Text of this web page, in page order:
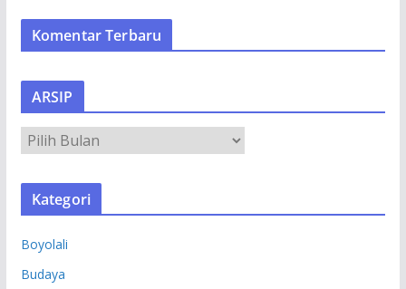
Komentar Terbaru
ARSIP
R
S
Kategori
Boyolali
Budaya